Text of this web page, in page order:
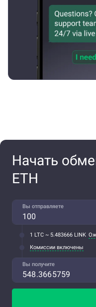
Начать
ETH
Вы отправляете
1 LTC ~ 5.483666 LINK
Комиссии включены
Вы получите